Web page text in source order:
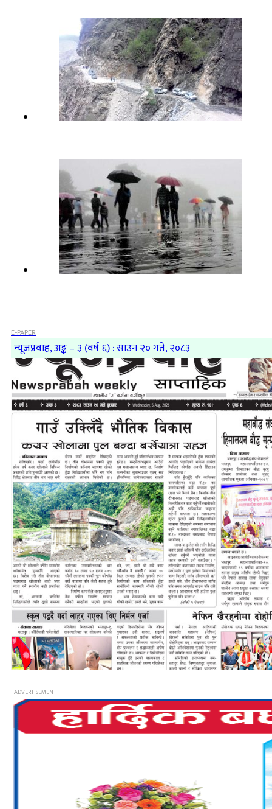
E-PAPER
न्यूजप्रवाह, अङ्क – ३ (वर्ष ६) : साउन २० गते, २०८३
- ADVERTISEMENT -